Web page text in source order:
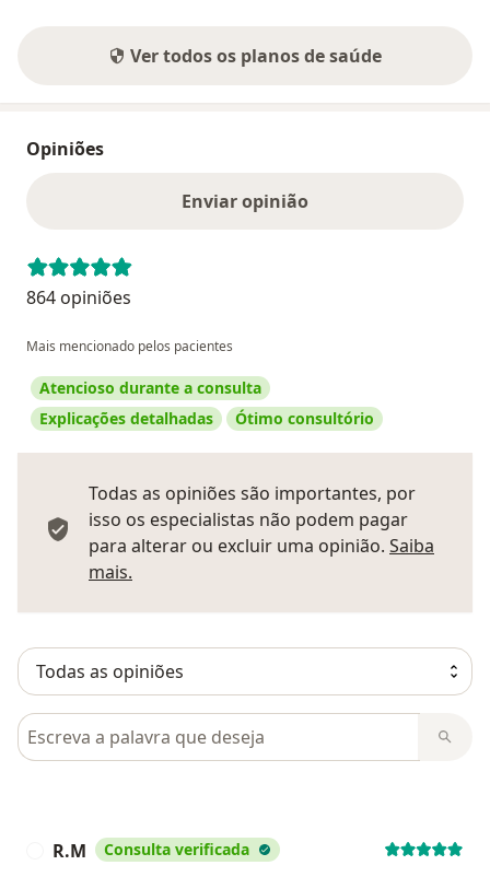
Ver todos os planos de saúde
Opiniões
Enviar opinião
864 opiniões
Mais mencionado pelos pacientes
Atencioso durante a consulta
Explicações detalhadas
Ótimo consultório
Todas as opiniões são importantes, por
isso os especialistas não podem pagar
para alterar ou excluir uma opinião. Saiba
mais.
Pesquisar em opiniões
R.M Consulta verificada